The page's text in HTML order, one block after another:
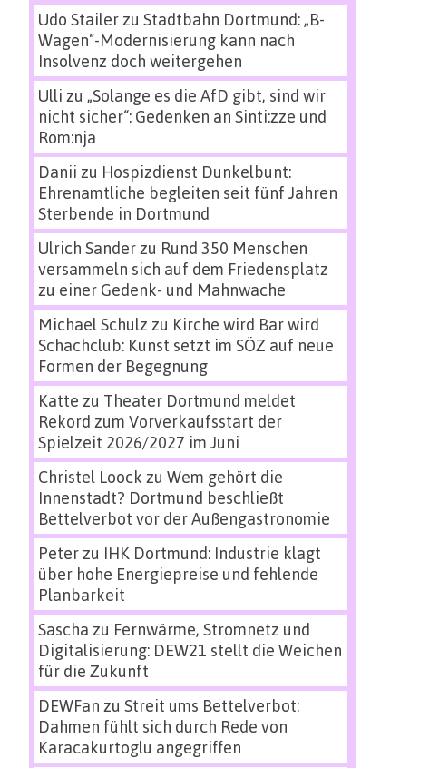
Udo Stailerzu Stadtbahn Dortmund: „B-
Wagen“-Modernisierung kann nach
Insolvenz doch weitergehen
Ulli zu „Solange es die AfD gibt, sind wir
nicht sicher“: Gedenken an Sinti:zze und
Rom:nja
Danii zu Hospizdienst Dunkelbunt:
Ehrenamtliche begleiten seit fünf Jahren
Sterbende in Dortmund
Ulrich Sanderzu Rund 350 Menschen
versammeln sich auf dem Friedensplatz
zu einer Gedenk- und Mahnwache
Michael Schulz zu Kirche wird Bar wird
Schachclub: Kunst setzt im SÖZ auf neue
Formen der Begegnung
Katte zu Theater Dortmund meldet
Rekord zum Vorverkaufsstart der
Spielzeit 2026/2027 im Juni
Christel Loock zu Wem gehört die
Innenstadt? Dortmund beschließt
Bettelverbot vor der Außengastronomie
Peterzu IHK Dortmund: Industrie klagt
über hohe Energiepreise und fehlende
Planbarkeit
Sascha zu Fernwärme, Stromnetz und
Digitalisierung: DEW21 stellt die Weichen
für die Zukunft
DEWFan zu Streit ums Bettelverbot:
Dahmen fühlt sich durch Rede von
Karacakurtoglu angegriffen